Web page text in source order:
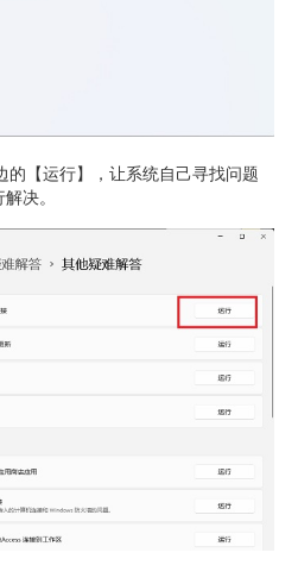
【运行】，让系统自己寻找问题
决。